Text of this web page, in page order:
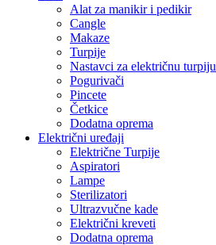
Alat za manikir i pedikir
Cangle
Makaze
Turpije
Nastavci za električnu turpiju
Pogurivači
Pincete
Četkice
Dodatna oprema
Električni uređaji
Električne Turpije
Aspiratori
Lampe
Sterilizatori
Ultrazvučne kade
Električni kreveti
Dodatna oprema